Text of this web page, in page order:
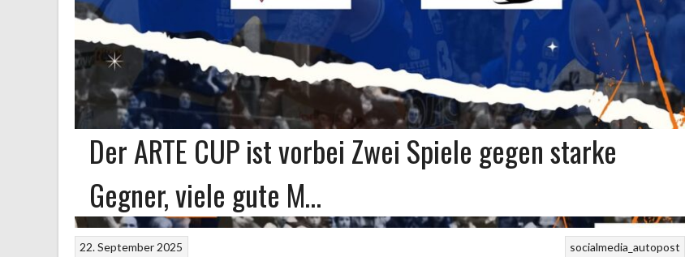
Der ARTE CUP ist vorbei Zwei Spiele gegen starke
Gegner, viele gute M…
socialmedia_autopost
22. September 2025